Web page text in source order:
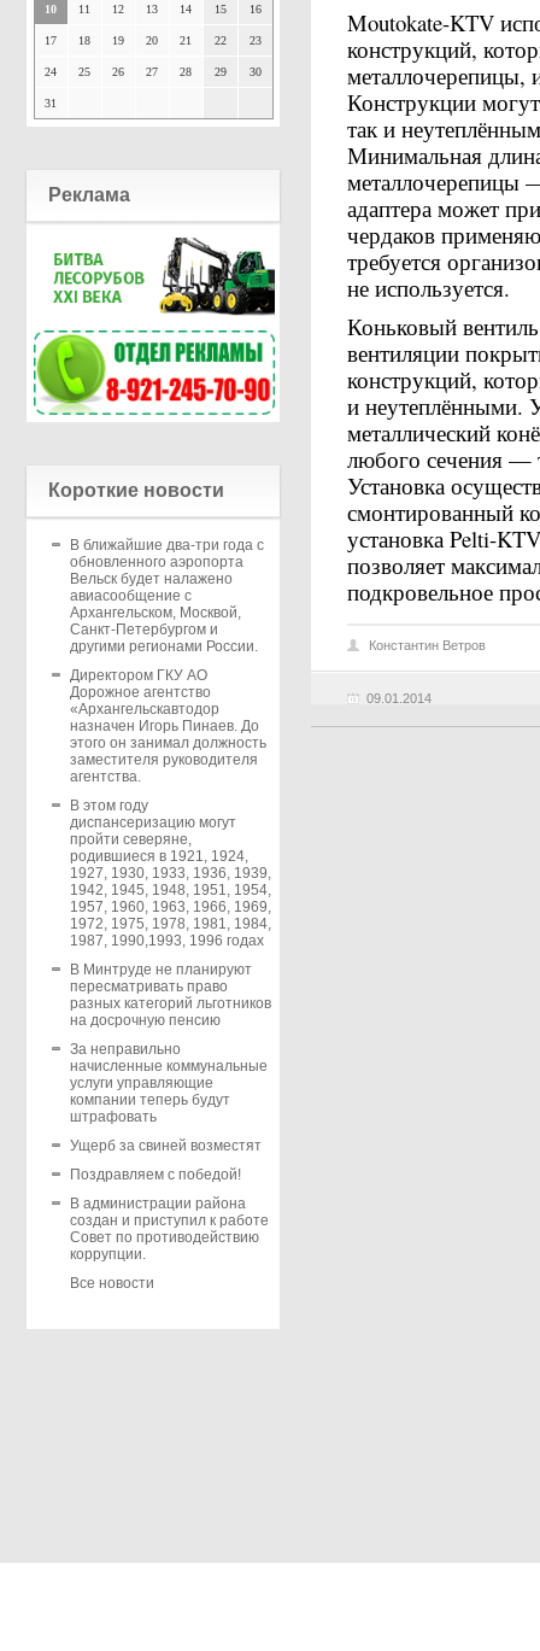
10 11 12 13 14 15 16
17 18 19 20 21 22 23
24 25 26 27 28 29 30
31
Реклама
Короткие новости
В ближайшие два-три года с
обновленного аэропорта
Вельск будет налажено
авиасообщение с
Архангельском, Москвой,
Санкт-Петербургом и
другими регионами России.
Директором ГКУ АО
Дорожное агентство
«Архангельскавтодор
назначен Игорь Пинаев. До
этого он занимал должность
заместителя руководителя
агентства.
В этом году
диспансеризацию могут
пройти северяне,
родившиеся в 1921, 1924,
1927, 1930, 1933, 1936, 1939,
1942, 1945, 1948, 1951, 1954,
1957, 1960, 1963, 1966, 1969,
1972, 1975, 1978, 1981, 1984,
1987, 1990,1993, 1996 годах
В Минтруде не планируют
пересматривать право
разных категорий льготников
на досрочную пенсию
За неправильно
начисленные коммунальные
услуги управляющие
компании теперь будут
штрафовать
Ущерб за свиней возместят
Поздравляем с победой!
В администрации района
создан и приступил к работе
Совет по противодействию
коррупции.
Все новости
Moutokate-KTV
конструкций,
Конструкции
так и
Минимальная
металлочерепицы
адаптера может
чердаков
требуется
не используется.
Коньковый
вентиляции
конструкций,
и неутеплёнными.
металлический
любого сечения —
Установка
смонтированный
установка Pelti-
позволяет
подкровельное
09.01.2014
Константин Ветров